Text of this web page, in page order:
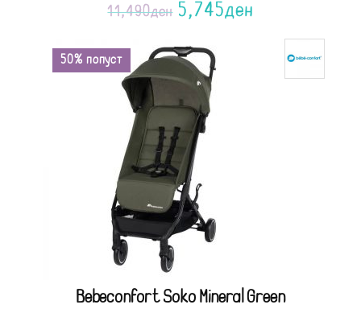
11,490ден 5,745ден
50% попуст
Bebeconfort Soko Mineral Green